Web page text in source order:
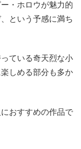
・ホロウが魅力的
という予感に満ち
ている奇天烈な小
しめる部分も多か
おすすめの作品で